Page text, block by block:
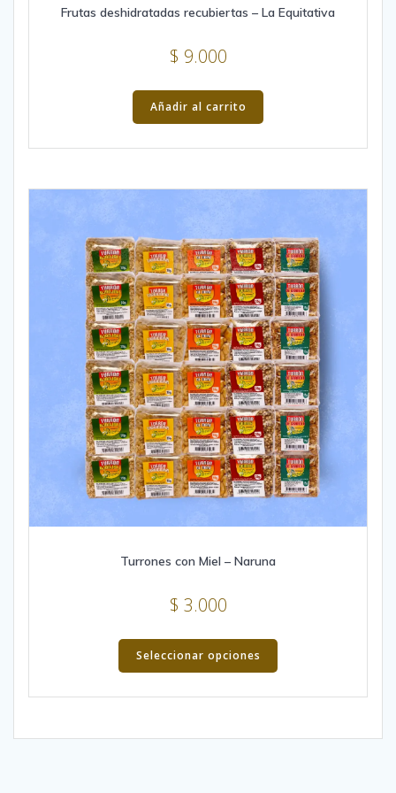
Frutas deshidratadas recubiertas – La Equitativa
$ 9.000
Añadir al carrito
Turrones con Miel – Naruna
$ 3.000
Seleccionar opciones
This
has
multiple